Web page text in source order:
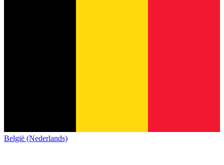
België (Nederlands)